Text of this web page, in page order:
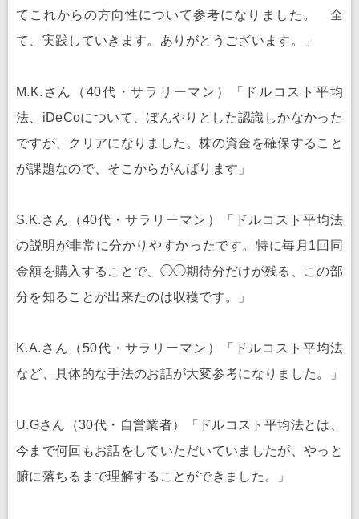
てこれからの方向性について参考になりました。 全
て、実践していきます。ありがとうございます。」
M.K.さん（40代・サラリーマン）「ドルコスト平均
法、iDeCoについて、ぼんやりとした認識しかなかった
ですが、クリアになりました。株の資金を確保すること
が課題なので、そこからがんばります」
S.K.さん（40代・サラリーマン）「ドルコスト平均法
の説明が非常に分かりやすかったです。特に毎月1回同
金額を購入することで、◯◯期待分だけが残る、この部
分を知ることが出来たのは収穫です。」
K.A.さん（50代・サラリーマン）「ドルコスト平均法
など、具体的な手法のお話が大変参考になりました。」
U.Gさん（30代・自営業者）「ドルコスト平均法とは、
今まで何回もお話をしていただいていましたが、やっと
腑に落ちるまで理解することができました。」